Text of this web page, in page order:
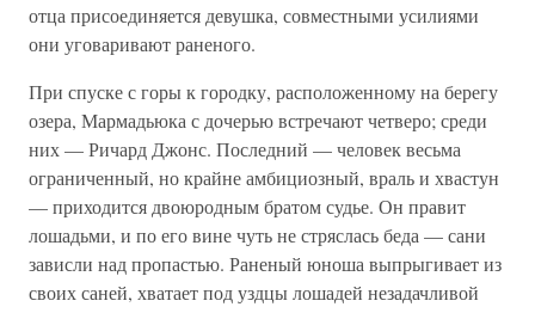
отца присоединяется девушка, совместными усилиями
они уговаривают раненого.
При спуске с горы к городку, расположенному на берегу
озера, Мармадьюка с дочерью встречают четверо; среди
них — Ричард Джонс. Последний — человек весьма
ограниченный, но крайне амбициозный, враль и хвастун
— приходится двоюродным братом судье. Он правит
лошадьми, и по его вине чуть не стряслась беда — сани
зависли над пропастью. Раненый юноша выпрыгивает из
своих саней, хватает под уздцы лошадей незадачливой